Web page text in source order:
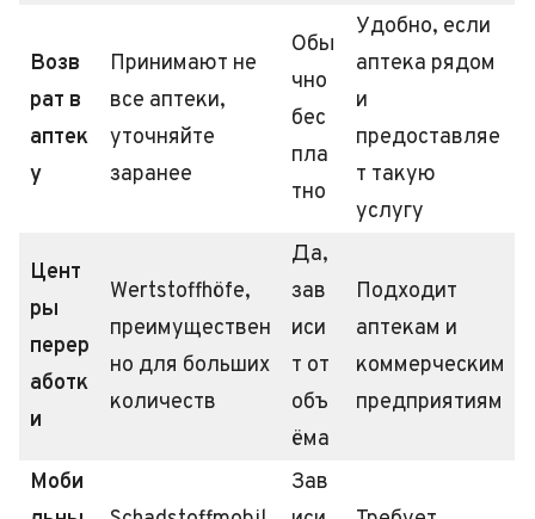
Возв
рат в
аптек
у
Принимают не
все аптеки,
уточняйте
заранее
Обы
чно
бес
пла
тно
Удобно, если
аптека рядом
и
предоставляе
т такую
услугу
Цент
ры
перер
аботк
и
Wertstoffhöfe,
преимуществен
но для больших
количеств
Да,
зав
иси
т от
объ
ёма
Подходит
аптекам и
коммерческим
предприятиям
Моби
Зав